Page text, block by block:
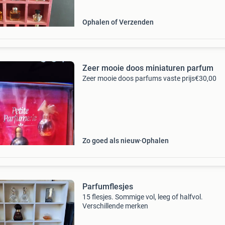
Ophalen of Verzenden
Zeer mooie doos miniaturen parfum
Zeer mooie doos parfums vaste prijs€30,00
Zo goed als nieuw Ophalen
Parfumflesjes
15 flesjes. Sommige vol, leeg of halfvol.
Verschillende merken